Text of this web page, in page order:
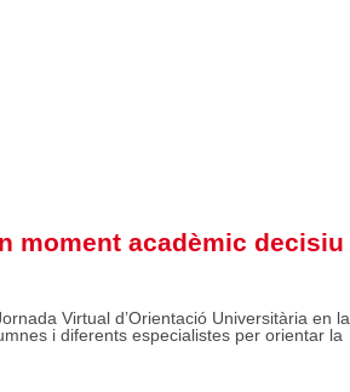
moment acadèmic decisiu
Virtual d’Orientació Universitària en la
i diferents especialistes per orientar la